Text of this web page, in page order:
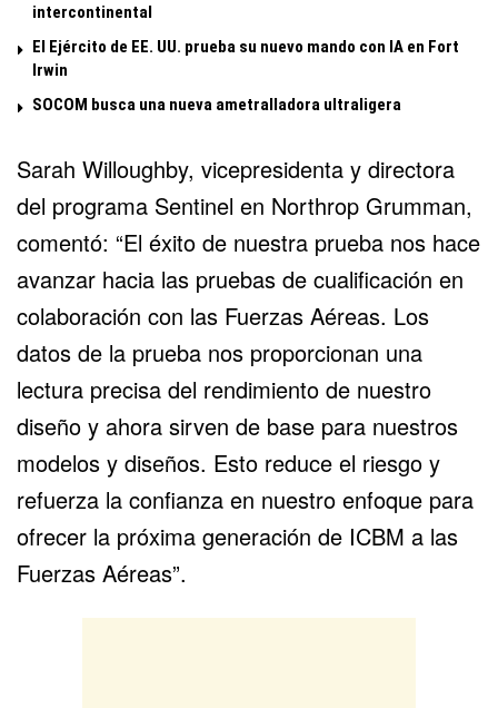
intercontinental
El Ejército de EE. UU. prueba su nuevo mando con IA en Fort
Irwin
SOCOM busca una nueva ametralladora ultraligera
Sarah Willoughby, vicepresidenta y directora
del programa Sentinel en Northrop Grumman,
comentó: “El éxito de nuestra prueba nos hace
avanzar hacia las pruebas de cualificación en
colaboración con las Fuerzas Aéreas. Los
datos de la prueba nos proporcionan una
lectura precisa del rendimiento de nuestro
diseño y ahora sirven de base para nuestros
modelos y diseños. Esto reduce el riesgo y
refuerza la confianza en nuestro enfoque para
ofrecer la próxima generación de ICBM a las
Fuerzas Aéreas”.